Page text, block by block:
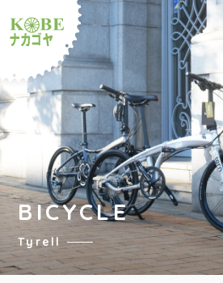
ルショップナカゴ
BICYCLE
Tyrell